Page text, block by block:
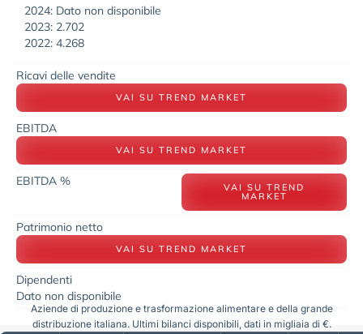
2024: Dato non disponibile
2023: 2.702
2022: 4.268
Ricavi delle vendite
VAI SU TREND MARKET
EBITDA
VAI SU TREND MARKET
EBITDA % VAI SU TREND
MARKET
Patrimonio netto
VAI SU TREND MARKET
Dipendenti
Dato non disponibile
Aziende di produzione e trasformazione alimentare e della grande
distribuzione italiana. Ultimi bilanci disponibili, dati in migliaia di €.